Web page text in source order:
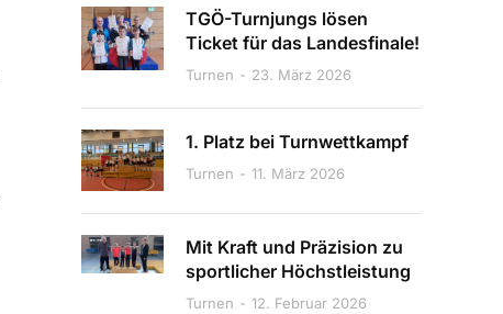
TGÖ-Turnjungs lösen
Ticket für das Landesfinale!
Turnen 23. März 2026
1. Platz bei Turnwettkampf
Turnen 11. März 2026
Mit Kraft und Präzision zu
sportlicher Höchstleistung
Turnen 12. Februar 2026